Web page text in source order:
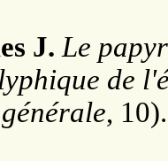
J. Le
de
,